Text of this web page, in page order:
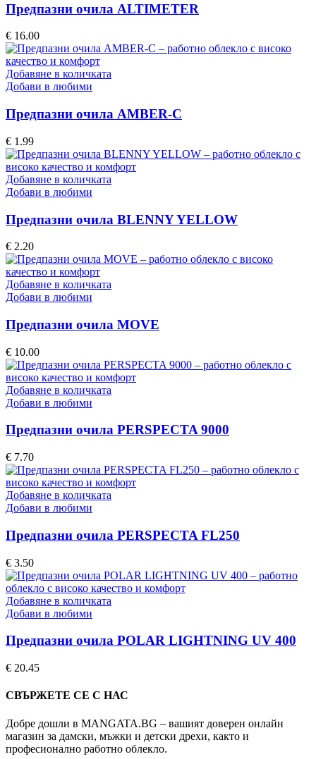
Предпазни очила ALTIMETER
€ 16.00
Добавяне в количката
Добави в любими
Предпазни очила AMBER-C
€ 1.99
Добавяне в количката
Добави в любими
Предпазни очила BLENNY YELLOW
€ 2.20
Добавяне в количката
Добави в любими
Предпазни очила MOVE
€ 10.00
Добавяне в количката
Добави в любими
Предпазни очила PERSPECTA 9000
€ 7.70
Добавяне в количката
Добави в любими
Предпазни очила PERSPECTA FL250
€ 3.50
Добавяне в количката
Добави в любими
Предпазни очила POLAR LIGHTNING UV 400
€ 20.45
СВЪРЖЕТЕ СЕ С НАС
Добре дошли в MANGATA.BG – вашият доверен онлайн
магазин за дамски, мъжки и детски дрехи, както и
професионално работно облекло.